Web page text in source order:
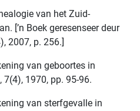
van het Zuid-
[’n Boek geresenseer deur
2007, p. 256.]
van geboortes in
1970, pp. 95-96.
van sterfgevalle in